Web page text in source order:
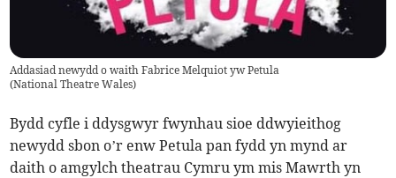
Addasiad newydd o waith Fabrice Melquiot yw Petula
(National Theatre Wales)
Bydd cyfle i ddysgwyr fwynhau sioe ddwyieithog
newydd sbon o’r enw Petula pan fydd yn mynd ar
daith o amgylch theatrau Cymru ym mis Mawrth yn